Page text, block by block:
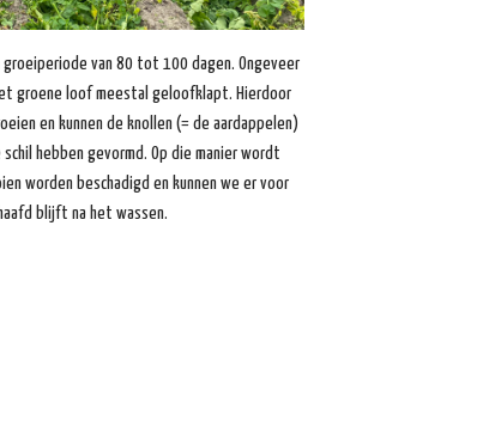
van 80 tot 100 dagen. Ongeveer
groene loof meestal geloofklapt. Hierdoor
en kunnen de knollen (= de aardappelen)
hebben gevormd. Op die manier wordt
worden beschadigd en kunnen we er voor
blijft na het wassen.